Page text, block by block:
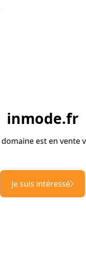
inmode.fr
est en vente
Je suis intéressé